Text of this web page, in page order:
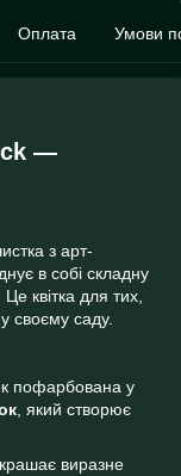
Оплата Умови
—
з арт-
в собі складну
квітка для тих,
своєму саду.
пофарбована у
, який створює
виразне